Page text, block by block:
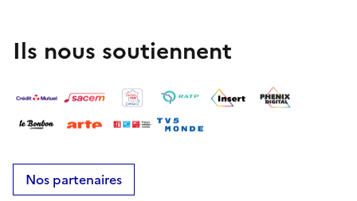
Ils nous soutiennent
Nos partenaires